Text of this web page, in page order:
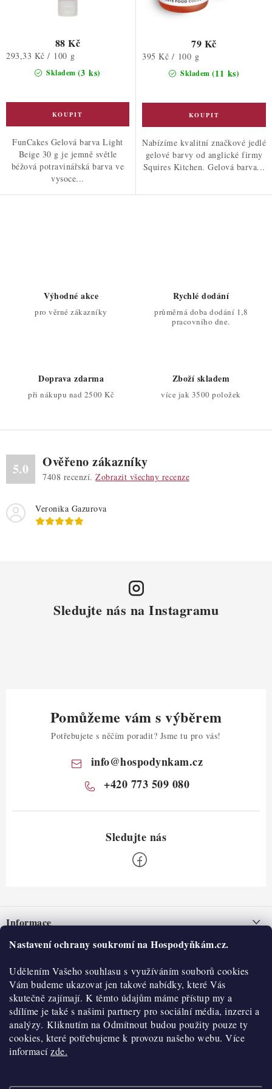
Nastavení ochrany soukromí na Hospodyňkám.cz.
Udělením Vašeho souhlasu s využíváním souborů cookies
Vám budeme ukazovat jen takové nabídky, které Vás
skutečně zajímají. K těmto údajům máme přístup my a
sdílíme je také s našimi partnery pro sociální média, inzerci a
analýzy. Kliknutím na Odmítnout budou použity pouze ty
cookies, které potřebujeme k provozu našeho webu. Více
informacízde.
Skladem (3 ks)
88 Kč
Měrná
293,33 Kč / 100 g
FunCakes Gelová barva Light
Beige 30 g je jemně světle
béžová potravinářská barva ve
vysoce...
Skladem (11 ks)
79 Kč
Měrná
395 Kč / 100 g
Nabízíme kvalitní značkové jedlé
gelové barvy od anglické firmy
Squires Kitchen. Gelová barva...
v
ý
i
s
u
Výhodné akce
pro věrné zákazníky
Rychlé dodání
průměrná doba dodání 1,8
pracovního dne.
Doprava zdarma
při nákupu nad 2500 Kč
Zboží skladem
více jak 3500 položek
5.0 Ověřeno zákazníky
7408 recenzí. Zobrazit všechny recenze
Veronika Gazurova
Sledujte nás na Instagramu
Pomůžeme vám s výběrem
Potřebujete s něčím poradit? Jsme tu pro vás!
info@hospodynkam.cz
+420 773 509 080
pInformace
Nepřevzetí zásilky na dobírku
Obchodní podmínky
Hodnocení obchodu
Blog
Moje objednávka
O nás
Historie
Kontakty
O nákupu
Reklamace a vratky
Výdejní místa